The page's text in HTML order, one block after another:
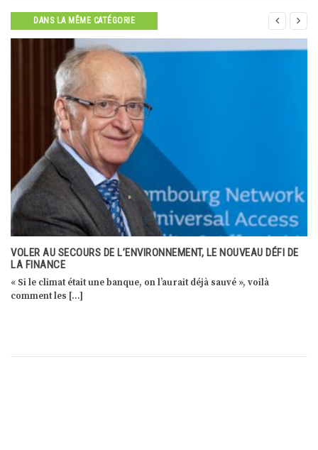
DANS LA MÊME CATÉGORIE
VOLER AU SECOURS DE L’ENVIRONNEMENT, LE NOUVEAU DÉFI DE
LA FINANCE
« Si le climat était une banque, on l’aurait déjà sauvé », voilà
comment les […]
 